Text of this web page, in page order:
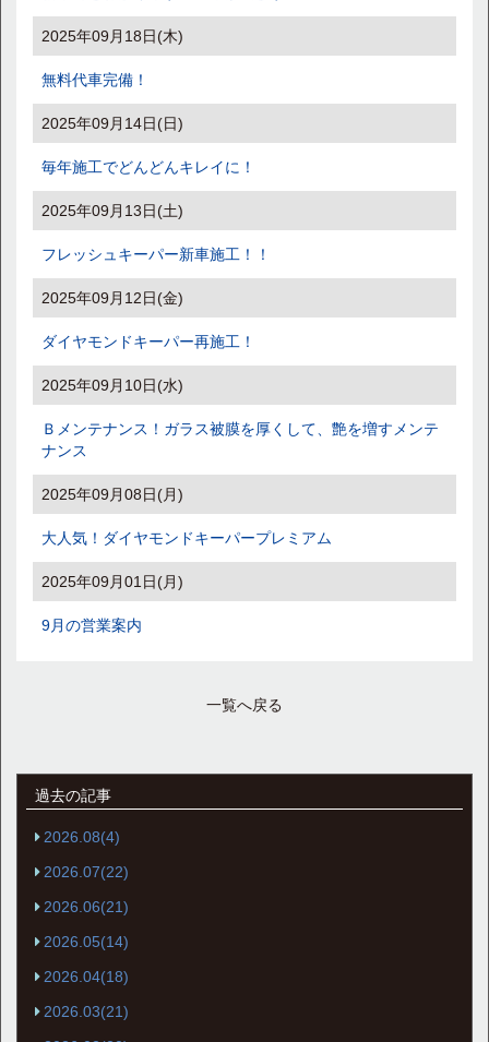
2025年09月18日(木)
無料代車完備！
2025年09月14日(日)
毎年施工でどんどんキレイに！
2025年09月13日(土)
フレッシュキーパー新車施工！！
2025年09月12日(金)
ダイヤモンドキーパー再施工！
2025年09月10日(水)
Ｂメンテナンス！ガラス被膜を厚くして、艶を増すメンテ
ナンス
2025年09月08日(月)
大人気！ダイヤモンドキーパープレミアム
2025年09月01日(月)
9月の営業案内
一覧へ戻る
過去の記事
2026.08(4)
2026.07(22)
2026.06(21)
2026.05(14)
2026.04(18)
2026.03(21)